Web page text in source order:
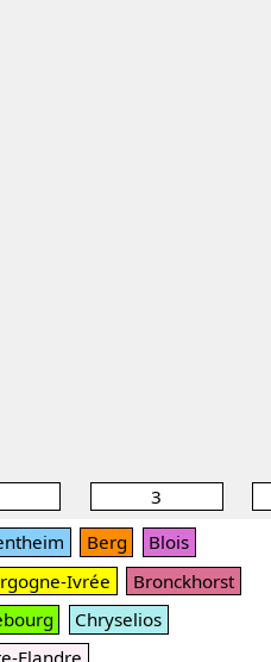
3
Berg
Blois
Ivrée
Bronckhorst
Chryselios